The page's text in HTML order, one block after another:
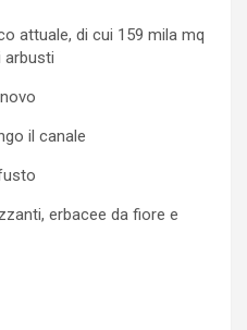
attuale, di cui 159 mila mq
arbusti
il canale
erbacee da fiore e